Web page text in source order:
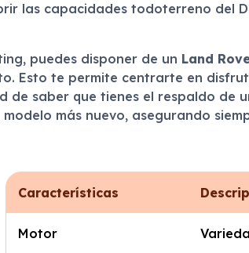
las capacidades todoterreno del
puedes disponer de un Land
Esto te permite centrarte en
de saber que tienes el respaldo de
más nuevo, asegurando
Características
Motor